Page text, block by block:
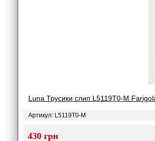
Luna Трусики слип L5119T0-M
Артикул: L5119T0-M
430 грн